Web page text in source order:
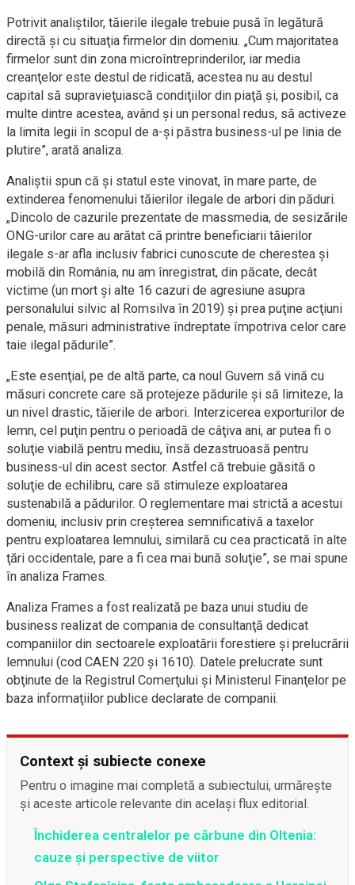
Potrivit analiştilor, tăierile ilegale trebuie pusă în legătură
directă şi cu situaţia firmelor din domeniu. „Cum majoritatea
firmelor sunt din zona microîntreprinderilor, iar media
creanţelor este destul de ridicată, acestea nu au destul
capital să supravieţuiască condiţiilor din piaţă şi, posibil, ca
multe dintre acestea, având şi un personal redus, să activeze
la limita legii în scopul de a-şi păstra business-ul pe linia de
plutire”, arată analiza.
Analiştii spun că şi statul este vinovat, în mare parte, de
extinderea fenomenului tăierilor ilegale de arbori din păduri.
„Dincolo de cazurile prezentate de massmedia, de sesizările
ONG-urilor care au arătat că printre beneficiarii tăierilor
ilegale s-ar afla inclusiv fabrici cunoscute de cherestea şi
mobilă din România, nu am înregistrat, din păcate, decât
victime (un mort şi alte 16 cazuri de agresiune asupra
personalului silvic al Romsilva în 2019) şi prea puţine acţiuni
penale, măsuri administrative îndreptate împotriva celor care
taie ilegal pădurile”.
„Este esenţial, pe de altă parte, ca noul Guvern să vină cu
măsuri concrete care să protejeze pădurile şi să limiteze, la
un nivel drastic, tăierile de arbori. Interzicerea exporturilor de
lemn, cel puţin pentru o perioadă de câţiva ani, ar putea fi o
soluţie viabilă pentru mediu, însă dezastruoasă pentru
business-ul din acest sector. Astfel că trebuie găsită o
soluţie de echilibru, care să stimuleze exploatarea
sustenabilă a pădurilor. O reglementare mai strictă a acestui
domeniu, inclusiv prin creşterea semnificativă a taxelor
pentru exploatarea lemnului, similară cu cea practicată în alte
ţări occidentale, pare a fi cea mai bună soluţie”, se mai spune
în analiza Frames.
Analiza Frames a fost realizată pe baza unui studiu de
business realizat de compania de consultanţă dedicat
companiilor din sectoarele exploatării forestiere şi prelucrării
lemnului (cod CAEN 220 şi 1610). Datele prelucrate sunt
obţinute de la Registrul Comerţului şi Ministerul Finanţelor pe
baza informaţiilor publice declarate de companii.
Context și subiecte conexe
Pentru o imagine mai completă a subiectului, urmărește
și aceste articole relevante din același flux editorial.
Închiderea centralelor pe cărbune din Oltenia:
cauze și perspective de viitor